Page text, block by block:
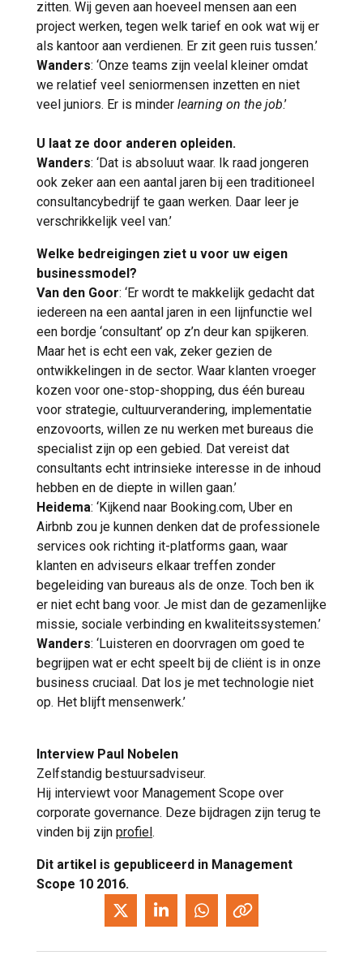
zitten. Wij geven aan hoeveel mensen aan een
project werken, tegen welk tarief en ook wat wij er
als kantoor aan verdienen. Er zit geen ruis tussen.’
Wanders: ‘Onze teams zijn veelal kleiner omdat
we relatief veel seniormensen inzetten en niet
veel juniors. Er is minder learning on the job.’
U laat ze door anderen opleiden.
Wanders: ‘Dat is absoluut waar. Ik raad jongeren
ook zeker aan een aantal jaren bij een traditioneel
consultancybedrijf te gaan werken. Daar leer je
verschrikkelijk veel van.’
Welke bedreigingen ziet u voor uw eigen
businessmodel?
Van den Goor: ‘Er wordt te makkelijk gedacht dat
iedereen na een aantal jaren in een lijnfunctie wel
een bordje ‘consultant’ op z’n deur kan spijkeren.
Maar het is echt een vak, zeker gezien de
ontwikkelingen in de sector. Waar klanten vroeger
kozen voor one-stop-shopping, dus één bureau
voor strategie, cultuurverandering, implementatie
enzovoorts, willen ze nu werken met bureaus die
specialist zijn op een gebied. Dat vereist dat
consultants echt intrinsieke interesse in de inhoud
hebben en de diepte in willen gaan.’
Heidema: ‘Kijkend naar Booking.com, Uber en
Airbnb zou je kunnen denken dat de professionele
services ook richting it-platforms gaan, waar
klanten en adviseurs elkaar treffen zonder
begeleiding van bureaus als de onze. Toch ben ik
er niet echt bang voor. Je mist dan de gezamenlijke
missie, sociale verbinding en kwaliteitssystemen.’
Wanders: ‘Luisteren en doorvragen om goed te
begrijpen wat er echt speelt bij de cliënt is in onze
business cruciaal. Dat los je met technologie niet
op. Het blijft mensenwerk.’
Interview Paul Nobelen
Zelfstandig bestuursadviseur.
Hij interviewt voor Management Scope over
corporate governance. Deze bijdragen zijn terug te
vinden bij zijn profiel.
Dit artikel is gepubliceerd in Management
Scope 10 2016.